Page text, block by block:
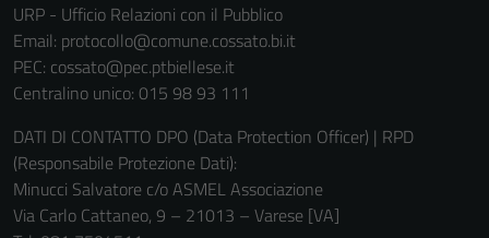
URP - Ufficio Relazioni con il Pubblico
Email: protocollo@comune.cossato.bi.it
PEC: cossato@pec.ptbiellese.it
Centralino unico: 015 98 93 111
DATI DI CONTATTO DPO (Data Protection Officer) | RPD
(Responsabile Protezione Dati):
Minucci Salvatore c/o ASMEL Associazione
Via Carlo Cattaneo, 9 – 21013 – Varese [VA]
per il
essere
Questi cookie
non raccolgono